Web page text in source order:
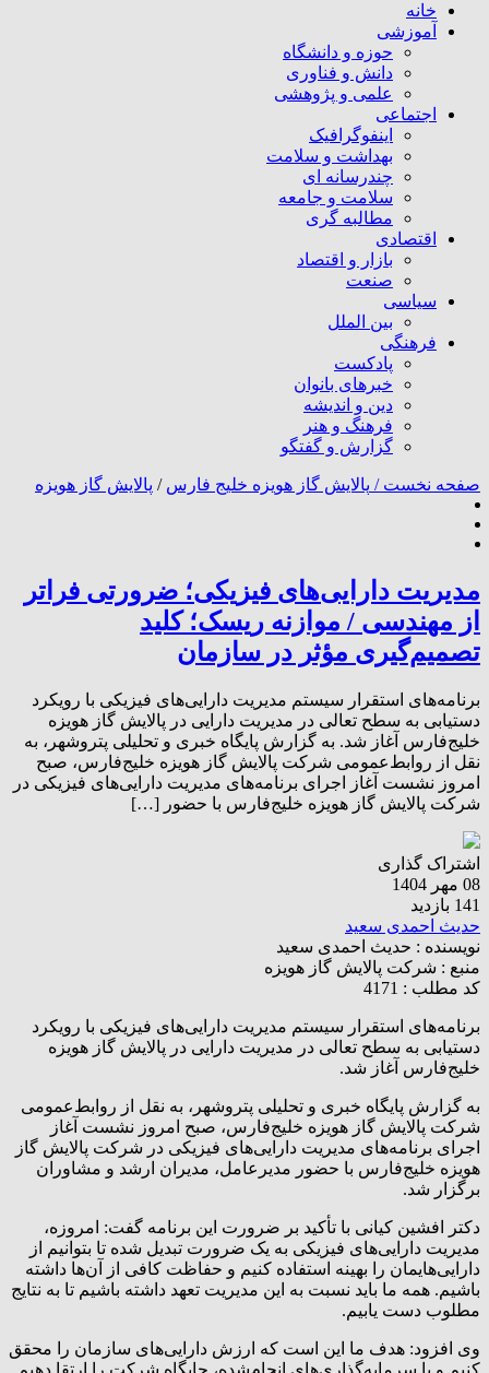
خانه
آموزشی
حوزه و دانشگاه
دانش و فناوری
علمی و پژوهشی
اجتماعی
اینفوگرافیک
بهداشت و سلامت
چندرسانه ای
سلامت و جامعه
مطالبه گری
اقتصادی
بازار و اقتصاد
صنعت
سیاسی
بین الملل
فرهنگی
پادکست
خبرهای بانوان
دین و اندیشه
فرهنگ و هنر
گزارش و گفتگو
صفحه نخست / پالایش گاز هویزه خلیج فارس / پالایش گاز هویزه
مدیریت دارایی‌های فیزیکی؛ ضرورتی فراتر
از مهندسی / موازنه ریسک؛ کلید
تصمیم‌گیری مؤثر در سازمان
برنامه‌های استقرار سیستم مدیریت دارایی‌های فیزیکی با رویکرد
دستیابی به سطح تعالی در مدیریت دارایی در پالایش گاز هویزه
خلیج‌فارس آغاز شد. به گزارش پایگاه خبری و تحلیلی پتروشهر، به
نقل از روابط‌عمومی شرکت پالایش گاز هویزه خلیج‌فارس، صبح
امروز نشست آغاز اجرای برنامه‌های مدیریت دارایی‌های فیزیکی در
شرکت پالایش گاز هویزه خلیج‌فارس با حضور […]
اشتراک گذاری
08 مهر 1404
141 بازدید
حدیث احمدی سعید
نویسنده : حدیث احمدی سعید
منبع : شرکت پالایش گاز هویزه
کد مطلب : 4171
برنامه‌های استقرار سیستم مدیریت دارایی‌های فیزیکی با رویکرد
دستیابی به سطح تعالی در مدیریت دارایی در پالایش گاز هویزه
خلیج‌فارس آغاز شد.
به گزارش پایگاه خبری و تحلیلی پتروشهر، به نقل از روابط‌عمومی
شرکت پالایش گاز هویزه خلیج‌فارس، صبح امروز نشست آغاز
اجرای برنامه‌های مدیریت دارایی‌های فیزیکی در شرکت پالایش گاز
هویزه خلیج‌فارس با حضور مدیرعامل، مدیران ارشد و مشاوران
برگزار شد.
دکتر افشین کیانی با تأکید بر ضرورت این برنامه گفت: امروزه،
مدیریت دارایی‌های فیزیکی به یک ضرورت تبدیل شده تا بتوانیم از
دارایی‌هایمان را بهینه استفاده کنیم و حفاظت کافی از آن‌ها داشته
باشیم. همه ما باید نسبت به این مدیریت تعهد داشته باشیم تا به نتایج
مطلوب دست یابیم.
وی افزود: هدف ما این است که ارزش دارایی‌های سازمان را محقق